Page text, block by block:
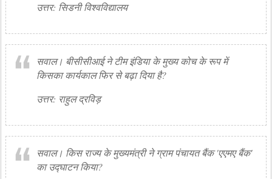
उत्तर: सिडनी विश्वविद्यालय
सवाल। बीसीसीआई ने टीम इंडिया के मुख्य कोच के रूप में
किसका कार्यकाल फिर से बढ़ा दिया है?
उत्तर: राहुल द्रविड़
सवाल। किस राज्य के मुख्यमंत्री ने ग्राम पंचायत बैंक 'एएमए बैंक'
का उद्घाटन किया?